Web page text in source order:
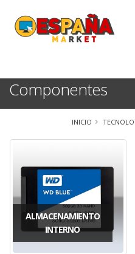
Componentes
INICIO
ALMACENAMIENTO
INTERNO